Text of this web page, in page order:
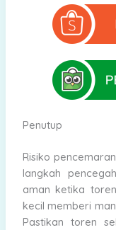
Penutup
Risiko
langkah
aman ketika
kecil memberi
Pastikan toren